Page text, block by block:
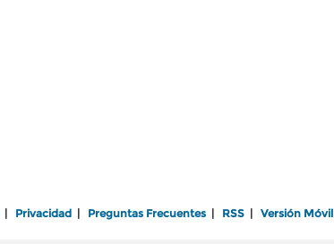
Privacidad Preguntas Frecuentes RSS Versión Móvil